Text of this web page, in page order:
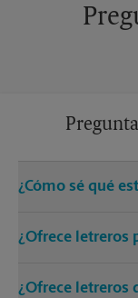
¿Cómo sé qué
0709 y estaremos
¿Ofrece letreros
letreros, como
¿Ofrece letreros